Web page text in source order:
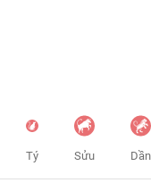
Tý Sửu Dần